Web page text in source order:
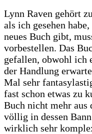
Lynn Raven gehört
als ich gesehen
neues Buch gibt,
vorbestellen. Das
gefallen, obwohl ich
der Handlung
Mal sehr
fast schon etwas zu
Buch nicht mehr aus
völlig in dessen
wirklich sehr